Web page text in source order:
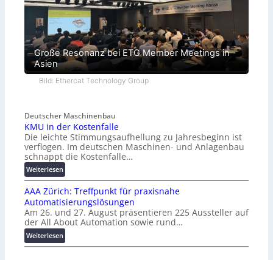
Große Resonanz bei ETG Member Meetings in
Asien
Bild: Ethercat Technology Group
Deutscher Maschinenbau
KMU in der Kostenfalle
Die leichte Stimmungsaufhellung zu Jahresbeginn ist
verflogen. Im deutschen Maschinen- und Anlagenbau
schnappt die Kostenfalle…
Weiterlesen:
K
M
U
i
n
d
e
AAA Zürich: Treffpunkt für praxisnahe
Automatisierungslösungen
Am 26. und 27. August präsentieren 225 Aussteller auf
der All About Automation sowie rund…
Weiterlesen:
A